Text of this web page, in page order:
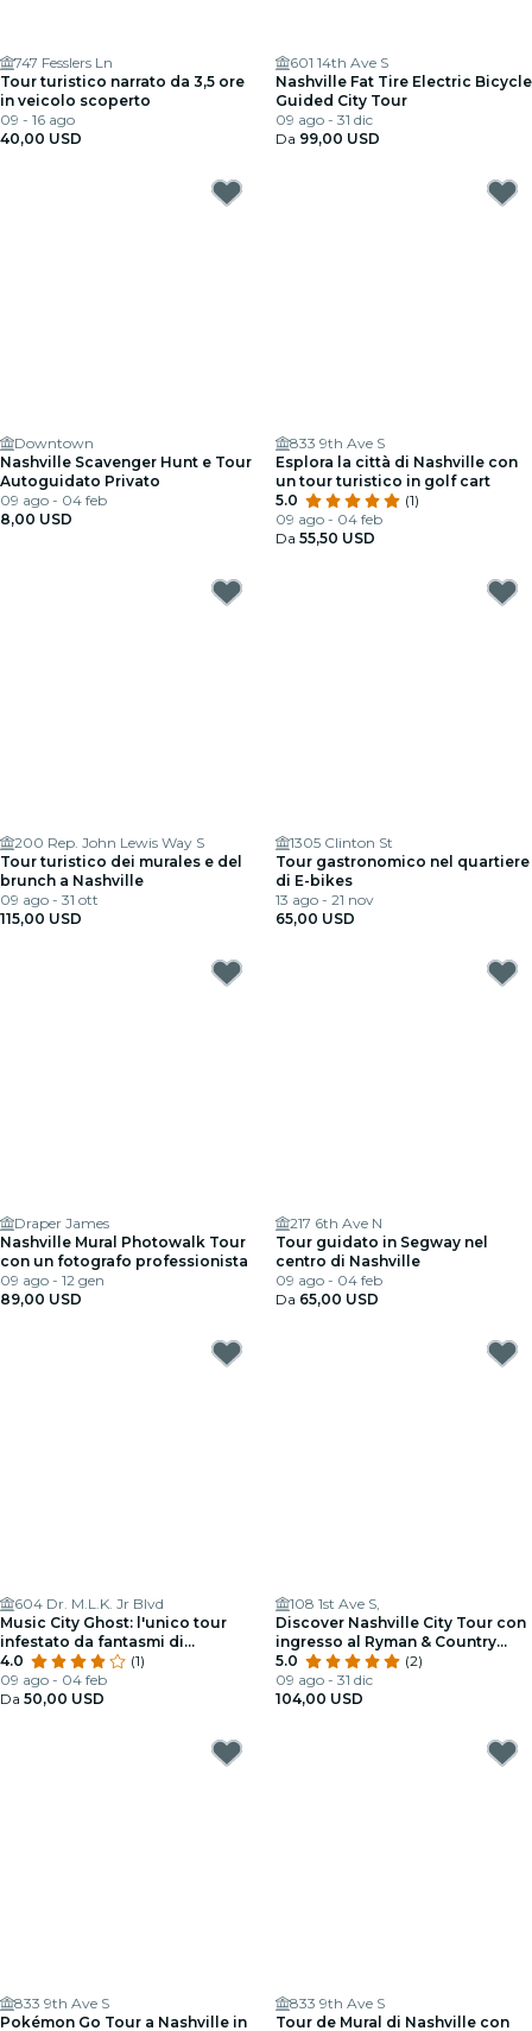
747 Fesslers Ln
Tour turistico narrato da 3,5 ore
in veicolo scoperto
09 - 16 ago
40,00 USD
601 14th Ave S
Nashville Fat Tire Electric Bicycle
Guided City Tour
09 ago - 31 dic
Da 99,00 USD
Downtown
Nashville Scavenger Hunt e Tour
Autoguidato Privato
09 ago - 04 feb
8,00 USD
833 9th Ave S
Esplora la città di Nashville con
un tour turistico in golf cart
5.0
(1)
09 ago - 04 feb
Da 55,50 USD
200 Rep. John Lewis Way S
Tour turistico dei murales e del
brunch a Nashville
09 ago - 31 ott
115,00 USD
1305 Clinton St
Tour gastronomico nel quartiere
di E-bikes
13 ago - 21 nov
65,00 USD
Draper James
Nashville Mural Photowalk Tour
con un fotografo professionista
09 ago - 12 gen
89,00 USD
217 6th Ave N
Tour guidato in Segway nel
centro di Nashville
09 ago - 04 feb
Da 65,00 USD
604 Dr. M.L.K. Jr Blvd
Music City Ghost: l'unico tour
infestato da fantasmi di
Nashville
4.0
(1)
09 ago - 04 feb
Da 50,00 USD
108 1st Ave S,
Discover Nashville City Tour con
ingresso al Ryman & Country
Music Hall of Fame
5.0
(2)
09 ago - 31 dic
104,00 USD
833 9th Ave S
Pokémon Go Tour a Nashville in
833 9th Ave S
Tour de Mural di Nashville con